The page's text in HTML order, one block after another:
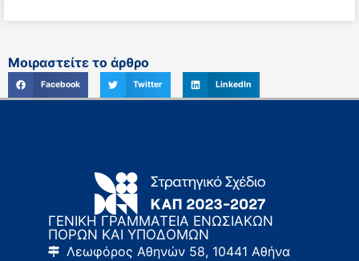
Μοιραστείτε το άρθρο
Facebook Twitter LinkedIn
ΓΕΝΙΚΗ ΓΡΑΜΜΑΤΕΙΑ ΕΝΩΣΙΑΚΩΝ
ΠΟΡΩΝ ΚΑΙ ΥΠΟΔΟΜΩΝ
Λεωφόρος Αθηνών 58, 10441 Αθήνα